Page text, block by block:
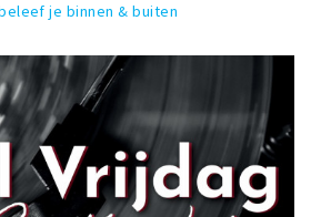
je binnen & buiten